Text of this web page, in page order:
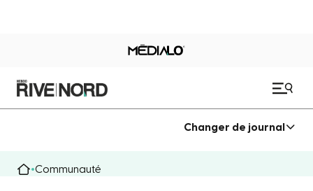
Changer de journal
Communauté